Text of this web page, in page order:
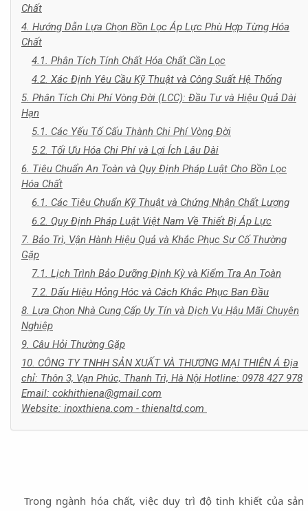
Chất
4. Hướng Dẫn Lựa Chọn Bồn Lọc Áp Lực Phù Hợp Từng Hóa
Chất
4.1. Phân Tích Tính Chất Hóa Chất Cần Lọc
4.2. Xác Định Yêu Cầu Kỹ Thuật và Công Suất Hệ Thống
5. Phân Tích Chi Phí Vòng Đời (LCC): Đầu Tư và Hiệu Quả Dài
Hạn
5.1. Các Yếu Tố Cấu Thành Chi Phí Vòng Đời
5.2. Tối Ưu Hóa Chi Phí và Lợi Ích Lâu Dài
6. Tiêu Chuẩn An Toàn và Quy Định Pháp Luật Cho Bồn Lọc
Hóa Chất
6.1. Các Tiêu Chuẩn Kỹ Thuật và Chứng Nhận Chất Lượng
6.2. Quy Định Pháp Luật Việt Nam Về Thiết Bị Áp Lực
7. Bảo Trì, Vận Hành Hiệu Quả và Khắc Phục Sự Cố Thường
Gặp
7.1. Lịch Trình Bảo Dưỡng Định Kỳ và Kiểm Tra An Toàn
7.2. Dấu Hiệu Hỏng Hóc và Cách Khắc Phục Ban Đầu
8. Lựa Chọn Nhà Cung Cấp Uy Tín và Dịch Vụ Hậu Mãi Chuyên
Nghiệp
9. Câu Hỏi Thường Gặp
10. CÔNG TY TNHH SẢN XUẤT VÀ THƯƠNG MẠI THIÊN Á Địa
chỉ: Thôn 3, Vạn Phúc, Thanh Trì, Hà Nội Hotline: 0978 427 978
Email: cokhithiena@gmail.com
Website: inoxthiena.com - thienaltd.com
Trong ngành hóa chất, việc duy trì độ tinh khiết của sản